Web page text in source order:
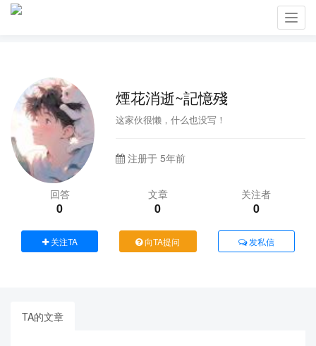
煙花消逝~記憶殘
这家伙很懒，什么也没写！
注册于 5年前
回答
0
文章
0
关注者
0
关注TA 向TA提问 发私信
TA的文章